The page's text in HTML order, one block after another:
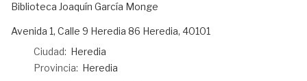
Biblioteca Joaquín García Monge
Dirección:
Avenida 1, Calle 9 Heredia 86 Heredia, 40101
Ciudad: Heredia
Provincia: Heredia